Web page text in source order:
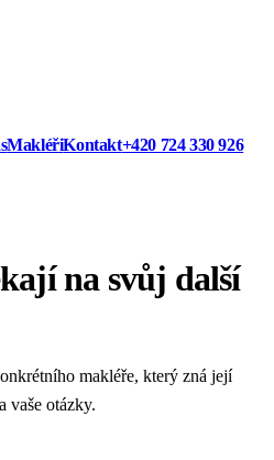
MakléřiKontakt+420 724 330 926
na svůj další
makléře, který zná její
vaše otázky.